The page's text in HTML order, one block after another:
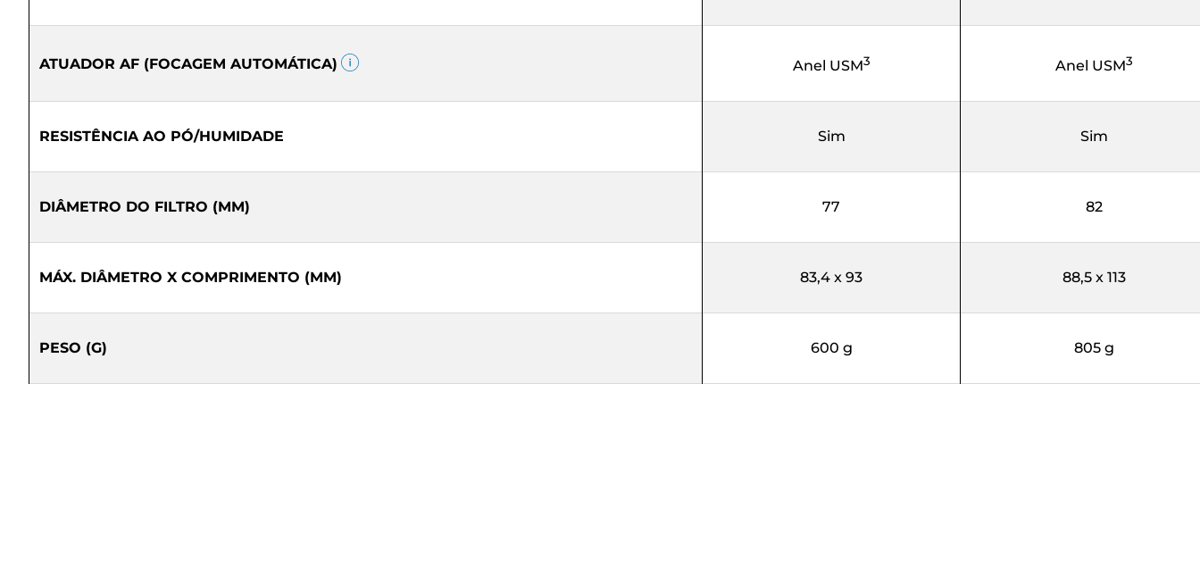
ATUADOR AF (FOCAGEM AUTOMÁTICA) Anel USM3 Anel USM3
RESISTÊNCIA AO PÓ/HUMIDADE Sim Sim
DIÂMETRO DO FILTRO (MM) 77 82
MÁX. DIÂMETRO X COMPRIMENTO (MM) 83,4 x 93 88,5 x 113
PESO (G) 600 g 805 g